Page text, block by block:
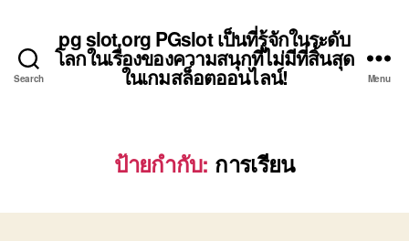
Search
pg slot.org PGslot เป็นที่รู้จักในระดับ
โลกในเรื่องของความสนุกที่ไม่มีที่สิ้นสุด
ในเกมสล็อตออนไลน์! Menu
ป้ายกำกับ: การเรียน